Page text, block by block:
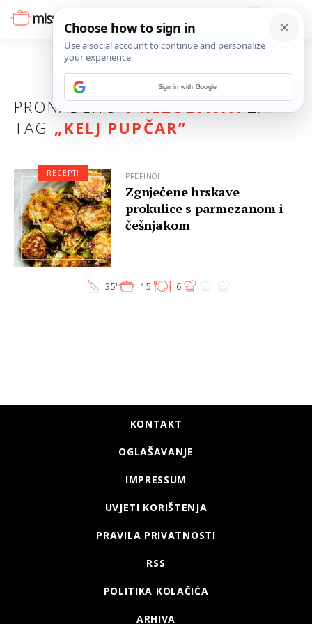
PRONAĐENO1 REZULTATAZA
TAG „KELJ PUPČAR”
PREFINO!
Zgnječene hrskave
prokulice s parmezanom i
češnjakom
35' 15' 6
RECEPTI
KONTAKT
OGLAŠAVANJE
IMPRESSUM
UVJETI KORIŠTENJA
PRAVILA PRIVATNOSTI
RSS
POLITIKA KOLAČIĆA
ARHIVA
Sign in with Google